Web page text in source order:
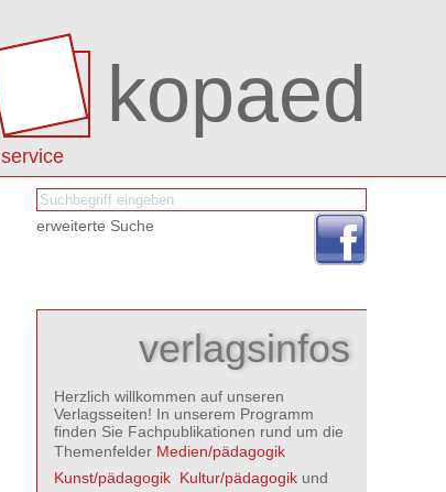
kopaed
service
erweiterte Suche
verlagsinfos
Herzlich willkommen auf unseren
Verlagsseiten! In unserem Programm
finden Sie Fachpublikationen rund um die
Themenfelder Medien/pädagogik
Kunst/pädagogik Kultur/pädagogik und